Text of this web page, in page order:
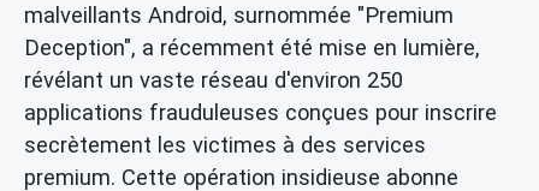
malveillants Android, surnommée "Premium
Deception", a récemment été mise en lumière,
révélant un vaste réseau d'environ 250
applications frauduleuses conçues pour inscrire
secrètement les victimes à des services
premium. Cette opération insidieuse abonne